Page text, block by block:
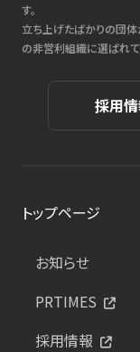
す。
立ち上げたばかりの団
の非営利組織に選ばれて
採用
トップページ
お知らせ
PRTIMES
採用情報